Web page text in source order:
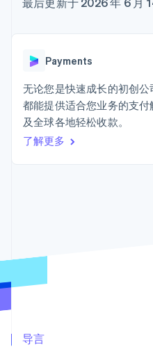
付方式
线下支付
Boost
化
Link
加速结账
自定
数据
Atlas
Climate
SaaS
AI 企业
创作者经济
游戏
酒店、旅游
非营利组织
代码示例
开发者博客
API 状态
产品路
联系
Payments
无论您是快速成长的初创
都能提供适合您业务的支
及全球各地轻松收款。
了解更多
导言